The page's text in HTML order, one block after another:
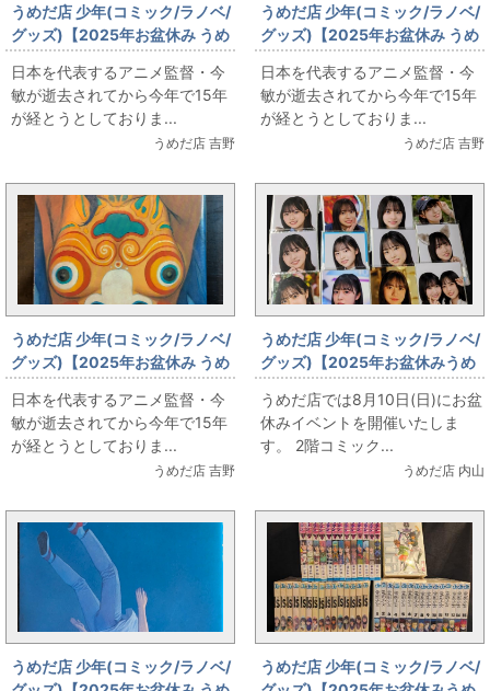
うめだ店 少年(コミック/ラノベ/
グッズ)【2025年お盆休み うめ
だ店 本 販売情報】復刊ドットコ
ム「今敏 絵コンテ集」
日本を代表するアニメ監督・今
敏が逝去されてから今年で15年
が経とうとしておりま...
うめだ店 吉野
うめだ店 少年(コミック/ラノベ/
グッズ)【2025年お盆休み うめ
だ店 本 販売情報】キネ旬ムック
「プラスマッドハウス 今敏」
日本を代表するアニメ監督・今
敏が逝去されてから今年で15年
が経とうとしておりま...
うめだ店 吉野
うめだ店 少年(コミック/ラノベ/
グッズ)【2025年お盆休み うめ
だ店 本 販売情報】今敏のワール
ド・アパートメント・ホラー(ヤ
ンマガKCDX)
日本を代表するアニメ監督・今
敏が逝去されてから今年で15年
が経とうとしておりま...
うめだ店 吉野
うめだ店 少年(コミック/ラノベ/
グッズ)【2025年お盆休みうめ
だ店販売情報】8月10日(日)
【コミックフロア】坂道系お写
真いろいろ
うめだ店では8月10日(日)にお盆
休みイベントを開催いたしま
す。 2階コミック...
うめだ店 内山
うめだ店 少年(コミック/ラノベ/
うめだ店 少年(コミック/ラノベ/